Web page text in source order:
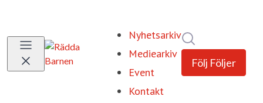
Nyhetsarkiv
Mediearkiv
Event
Kontakt
Följ Följer